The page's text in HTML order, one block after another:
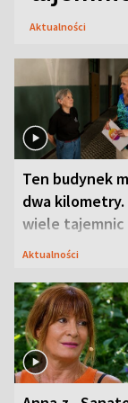
Aktualności
Ten budynek
dwa kilometry.
wiele tajemnic
Aktualności